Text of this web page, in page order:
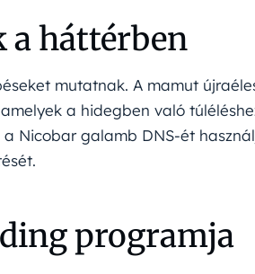
a háttérben
mutatnak. A mamut
a hidegben való
Nicobar galamb DNS-ét
programja